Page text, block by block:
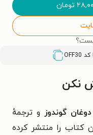
تومان
OFF30
نکن
دوغان گوندوز و ترجمهٔ
کتاب را منتشر کرده